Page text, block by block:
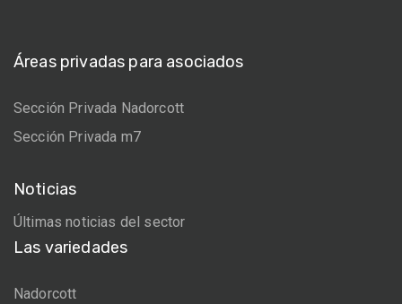
Áreas privadas para asociados
Sección Privada Nadorcott
Sección Privada m7
Noticias
Últimas noticias del sector
Las variedades
Nadorcott